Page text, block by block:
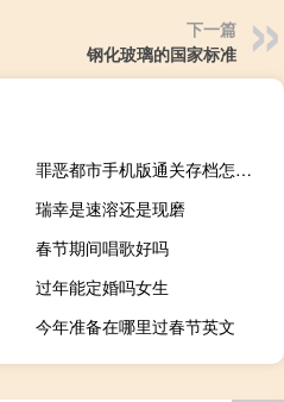
下一篇
钢化玻璃的国家标准
罪恶都市手机版通关存档怎么用（安卓罪恶都市存档放哪）
瑞幸是速溶还是现磨
春节期间唱歌好吗
过年能定婚吗女生
今年准备在哪里过春节英文